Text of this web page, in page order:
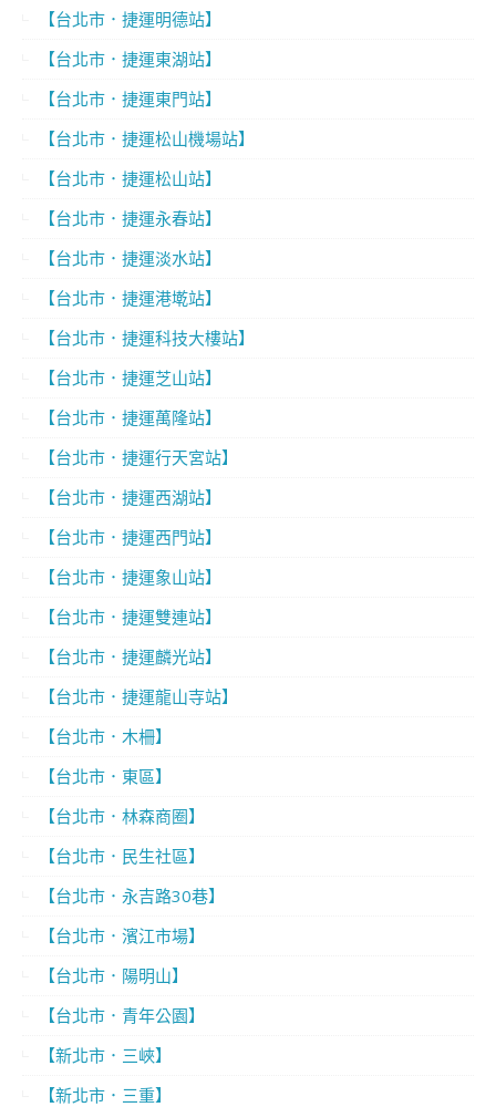
【台北市．捷運明德站】
【台北市．捷運東湖站】
【台北市．捷運東門站】
【台北市．捷運松山機場站】
【台北市．捷運松山站】
【台北市．捷運永春站】
【台北市．捷運淡水站】
【台北市．捷運港墘站】
【台北市．捷運科技大樓站】
【台北市．捷運芝山站】
【台北市．捷運萬隆站】
【台北市．捷運行天宮站】
【台北市．捷運西湖站】
【台北市．捷運西門站】
【台北市．捷運象山站】
【台北市．捷運雙連站】
【台北市．捷運麟光站】
【台北市．捷運龍山寺站】
【台北市．木柵】
【台北市．東區】
【台北市．林森商圈】
【台北市．民生社區】
【台北市．永吉路30巷】
【台北市．濱江市場】
【台北市．陽明山】
【台北市．青年公園】
【新北市．三峽】
【新北市．三重】